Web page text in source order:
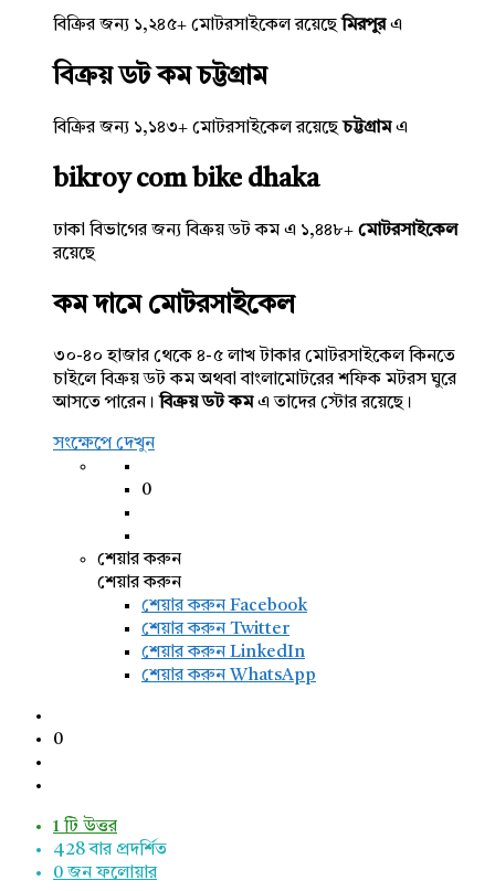
বিক্রির জন্য ১,২৪৫+ মোটরসাইকেল রয়েছে মিরপুরএ
বিক্রয় ডট কম চট্টগ্রাম
বিক্রির জন্য ১,১৪৩+ মোটরসাইকেল রয়েছে চট্টগ্রামএ
bikroy com bike dhaka
ঢাকা বিভাগের জন্য বিক্রয় ডট কম এ ১,৪৪৮+ মোটরসাইকেল
রয়েছে
কম দামে মোটরসাইকেল
৩০-৪০ হাজার থেকে ৪-৫ লাখ টাকার মোটরসাইকেল কিনতে
চাইলে বিক্রয় ডট কম অথবা বাংলামোটরের শফিক মটরস ঘুরে
আসতে পারেন। বিক্রয় ডট কমএ তাদের স্টোর রয়েছে।
সংক্ষেপে দেখুন
0
শেয়ার করুন
শেয়ার করুন
শেয়ার করুনFacebook
শেয়ার করুন Twitter
শেয়ার করুন LinkedIn
শেয়ার করুন WhatsApp
0
1 টি উত্তর
428বার প্রদর্শিত
0 জন ফলোয়ার